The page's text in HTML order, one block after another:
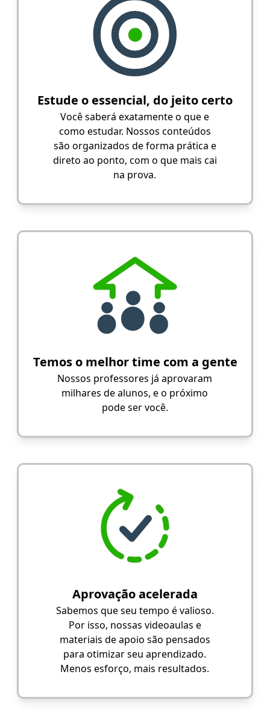
Estude o essencial, do jeito certo
Você saberá exatamente o que e
como estudar. Nossos conteúdos
são organizados de forma prática e
direto ao ponto, com o que mais cai
na prova.
Temos o melhor time com a gente
Nossos professores já aprovaram
milhares de alunos, e o próximo
pode ser você.
Aprovação acelerada
Sabemos que seu tempo é valioso.
Por isso, nossas videoaulas e
materiais de apoio são pensados
para otimizar seu aprendizado.
Menos esforço, mais resultados.